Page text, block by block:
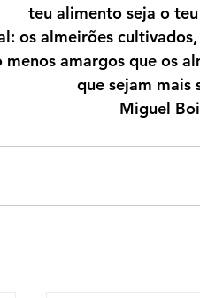
teu alimento seja o
os almeirões
amargos que os
que sejam mais
Miguel